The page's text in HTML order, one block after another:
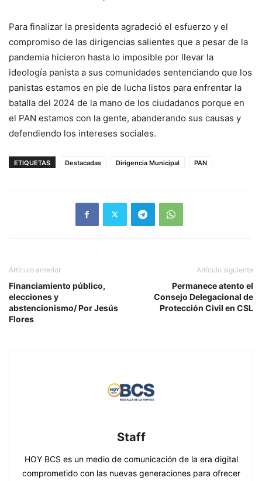
Para finalizar la presidenta agradeció el esfuerzo y el
compromiso de las dirigencias salientes que a pesar de la
pandemia hicieron hasta lo imposible por llevar la
ideología panista a sus comunidades sentenciando que los
panistas estamos en pie de lucha listos para enfrentar la
batalla del 2024 de la mano de los ciudadanos porque en
el PAN estamos con la gente, abanderando sus causas y
defendiendo los intereses sociales.
ETIQUETAS Destacadas Dirigencia Municipal PAN
Artículo anterior
Financiamiento público,
elecciones y
abstencionismo/ Por Jesús
Flores
Artículo siguiente
Permanece atento el
Consejo Delegacional de
Protección Civil en CSL
Staff
HOY BCS es un medio de comunicación de la era digital
comprometido con las nuevas generaciones para ofrecer